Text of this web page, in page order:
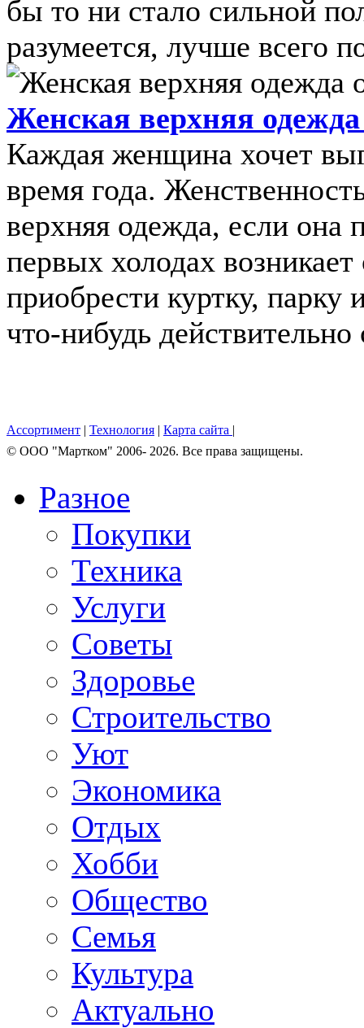
бы то ни стало сильной
разумеется, лучше всего
Женская верхняя
Каждая женщина хочет
время года.
верхняя одежда, если она
первых холодах
приобрести куртку, парку
что-нибудь
Ассортимент | Технология | Карта сайта |
© OOO "Мартком" 2006- 2026. Все права защищены.
Разное
Покупки
Техника
Услуги
Советы
Здоровье
Строительство
Уют
Экономика
Отдых
Хобби
Общество
Семья
Культура
Актуально